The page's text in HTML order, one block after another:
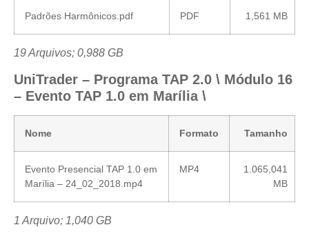
Padrões Harmônicos.pdf PDF 1,561 MB
19 Arquivos; 0,988 GB
UniTrader – Programa TAP 2.0 \ Módulo 16
– Evento TAP 1.0 em Marília \
Nome Formato Tamanho
Evento Presencial TAP 1.0 em
Marília – 24_02_2018.mp4
MP4
1.065,041
MB
1 Arquivo; 1,040 GB